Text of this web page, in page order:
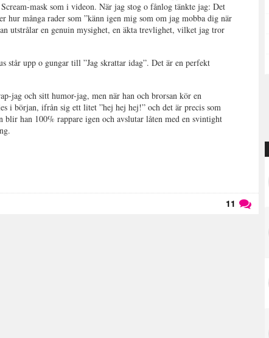
mask som i videon. När jag stog o fånlog tänkte jag: Det
hur många rader som ”känn igen mig som om jag mobba dig när
utstrålar en genuin mysighet, en äkta trevlighet, vilket jag tror
står upp o gungar till ”Jag skrattar idag”. Det är en perfekt
jag och sitt humor-jag, men när han och brorsan kör en
i början, ifrån sig ett litet ”hej hej hej!” och det är precis som
han 100% rappare igen och avslutar låten med en svintight
11